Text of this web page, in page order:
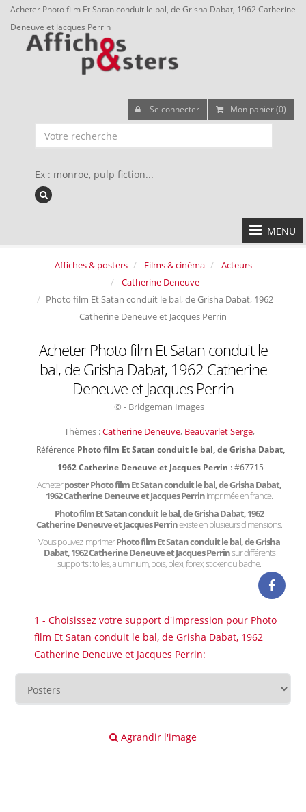
Acheter Photo film Et Satan conduit le bal, de Grisha Dabat, 1962 Catherine
Deneuve et Jacques Perrin
Se connecter Mon panier (0)
Ex : monroe, pulp fiction...
MENU
Affiches & posters Films & cinéma
Acteurs
Catherine Deneuve
Photo film Et Satan conduit le bal, de Grisha Dabat, 1962
Catherine Deneuve et Jacques Perrin
Acheter Photo film Et Satan conduit le
bal, de Grisha Dabat, 1962 Catherine
Deneuve et Jacques Perrin
© - Bridgeman Images
Thèmes :Catherine Deneuve, Beauvarlet Serge,
Référence Photo film Et Satan conduit le bal, de Grisha Dabat,
1962 Catherine Deneuve et Jacques Perrin : #67715
Acheterposter Photo film Et Satan conduit le bal, de Grisha Dabat,
1962 Catherine Deneuve et Jacques Perrinimprimée en france.
Photo film Et Satan conduit le bal, de Grisha Dabat, 1962
Catherine Deneuve et Jacques Perrinexiste en plusieurs dimensions.
Vous pouvez imprimerPhoto film Et Satan conduit le bal, de Grisha
Dabat, 1962 Catherine Deneuve et Jacques Perrinsur différents
supports : toiles, aluminium, bois, plexi, forex, sticker ou bache.
1 - Choisissez votre support d'impression pour Photo
film Et Satan conduit le bal, de Grisha Dabat, 1962
Catherine Deneuve et Jacques Perrin:
Agrandir l'image